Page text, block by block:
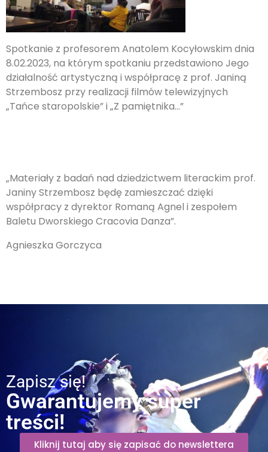
Spotkanie z profesorem Anatolem Kocyłowskim dnia
8.02.2023, na którym spotkaniu przedstawiono Jego
działalność artystyczną i współpracę z prof. Janiną
Strzembosz przy realizacji filmów telewizyjnych
„Tańce staropolskie” i „Z pamiętnika…”
„Materiały z badań nad dziedzictwem literackim prof.
Janiny Strzembosz będę zamieszczać dzięki
współpracy z dyrektor Romaną Agnel i zespołem
Baletu Dworskiego Cracovia Danza”.
Agnieszka Gorczyca
Zapisz się!
Gwarantujemy super
treści!
Kliknij tutaj aby się zapisać do newslettera